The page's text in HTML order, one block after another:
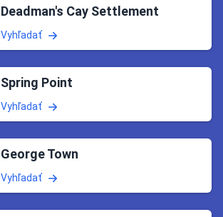
Deadman's Cay Settlement
Vyhľadať
Spring Point
Vyhľadať
George Town
Vyhľadať